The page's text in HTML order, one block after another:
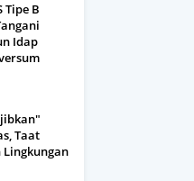
Tipe B
Idap
Taat
Lingkungan